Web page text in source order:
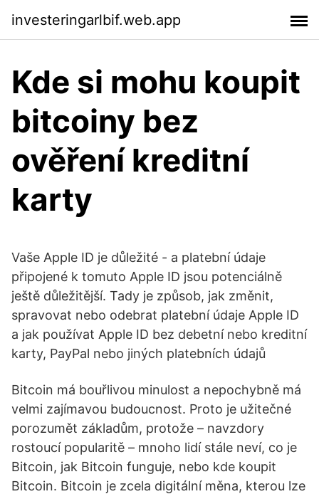
investeringarlbif.web.app
Kde si mohu koupit
bitcoiny bez
ověření kreditní
karty
Vaše Apple ID je důležité - a platební údaje
připojené k tomuto Apple ID jsou potenciálně
ještě důležitější. Tady je způsob, jak změnit,
spravovat nebo odebrat platební údaje Apple ID
a jak používat Apple ID bez debetní nebo kreditní
karty, PayPal nebo jiných platebních údajů
Bitcoin má bouřlivou minulost a nepochybně má
velmi zajímavou budoucnost. Proto je užitečné
porozumět základům, protože – navzdory
rostoucí popularitě – mnoho lidí stále neví, co je
Bitcoin, jak Bitcoin funguje, nebo kde koupit
Bitcoin. Bitcoin je zcela digitální měna, kterou lze